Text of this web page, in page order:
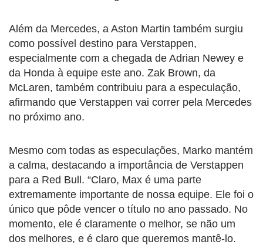
Além da Mercedes, a Aston Martin também surgiu
como possível destino para Verstappen,
especialmente com a chegada de Adrian Newey e
da Honda à equipe este ano. Zak Brown, da
McLaren, também contribuiu para a especulação,
afirmando que Verstappen vai correr pela Mercedes
no próximo ano.
Mesmo com todas as especulações, Marko mantém
a calma, destacando a importância de Verstappen
para a Red Bull. “Claro, Max é uma parte
extremamente importante de nossa equipe. Ele foi o
único que pôde vencer o título no ano passado. No
momento, ele é claramente o melhor, se não um
dos melhores, e é claro que queremos mantê-lo.